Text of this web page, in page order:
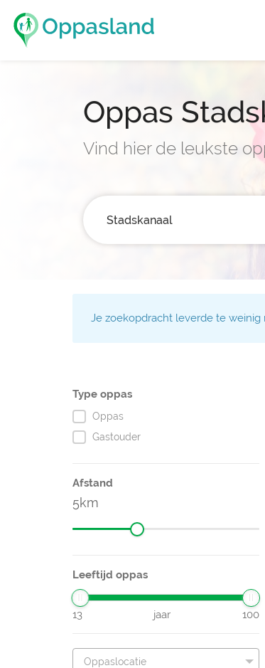
Oppas
Vind hier de leukste
Je zoekopdracht leverde te
Type oppas
Oppas
Gastouder
Afstand
5
Leeftijd oppas
13 jaar 100
Oppaslocatie